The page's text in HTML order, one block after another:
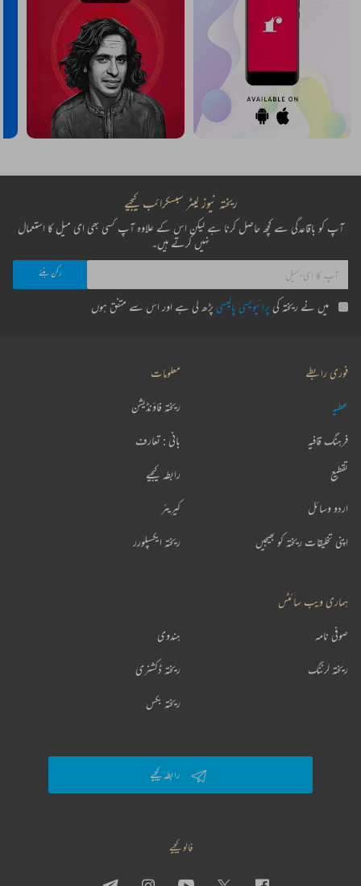
ریختہ نیوز لیٹر سبسکرائب کیجیے
آپ کو باقاعدگی سے کچھ حاصل کرنا ہے لیکن اس کے علاوہ آپ کسی بھی ای میل کا استعمال
نہیں کرتے ہیں۔
میں نے ریختہ کی پرائیویسی پالیسی پڑھ لی ہے اور اس سے متفق ہوں
فوری رابطے
عطیہ
فرہنگ قافیہ
تقطیع
اردو وسائل
اپنی تخلیقات ریختہ کو بھیجیں
معلومات
ریختہ فاؤنڈیشن
بانی : تعارف
رابطہ کیجیے
کیریئر
ریختہ ایکسپلورر
ہماری ویب سائٹس
ہندوی صوفی نامہ
ریختہ ڈکشنری ریختہ لرننگ
ریختہ بکس
رابطہ کیجیے
فالو کیجیے